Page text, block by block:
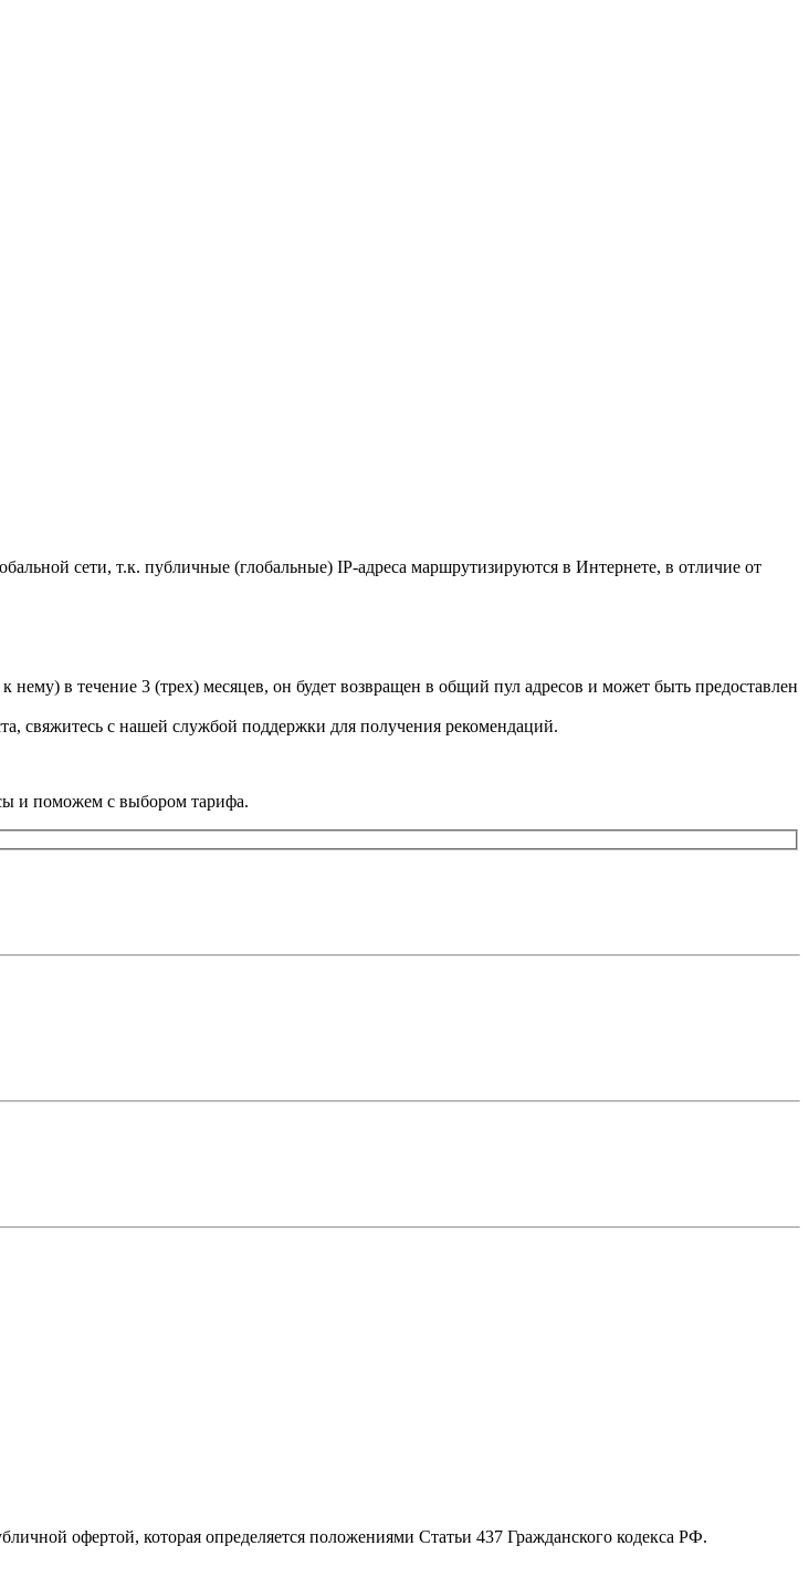
сети, т.к. публичные (глобальные) IP-адреса маршрутизируются в Интернете, в отличие от
нему) в течение 3 (трех) месяцев, он будет возвращен в общий пул адресов и может быть предоставлен
свяжитесь с нашей службой поддержки для получения рекомендаций.
и поможем с выбором тарифа.
офертой, которая определяется положениями Статьи 437 Гражданского кодекса РФ.